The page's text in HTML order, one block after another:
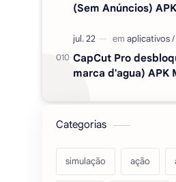
(Sem Anúncios)
CapCut Pro
marca d'agua) APK
Categorias
simulação ação